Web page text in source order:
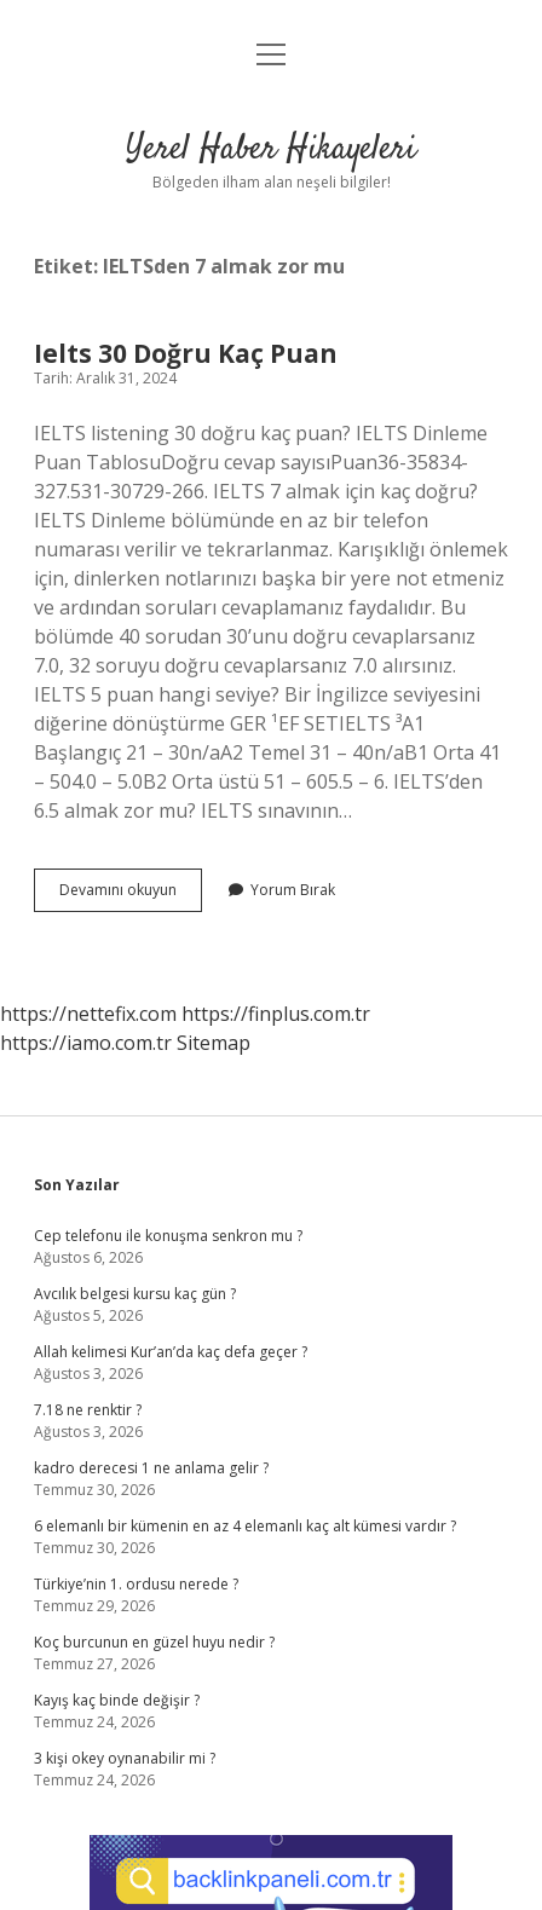
Anasayfa
Yasal Uyarı
menüyü
Yerel Haber Hikayeleri
Bölgeden ilham alan neşeli bilgiler!
Etiket: IELTSden 7 almak zor mu
Ielts 30 Doğru Kaç Puan
Tarih: Aralık 31, 2024
IELTS listening 30 doğru kaç puan? IELTS Dinleme
Puan TablosuDoğru cevap sayısıPuan36-35834-
327.531-30729-266. IELTS 7 almak için kaç doğru?
IELTS Dinleme bölümünde en az bir telefon
numarası verilir ve tekrarlanmaz. Karışıklığı önlemek
için, dinlerken notlarınızı başka bir yere not etmeniz
ve ardından soruları cevaplamanız faydalıdır. Bu
bölümde 40 sorudan 30’unu doğru cevaplarsanız
7.0, 32 soruyu doğru cevaplarsanız 7.0 alırsınız.
IELTS 5 puan hangi seviye? Bir İngilizce seviyesini
diğerine dönüştürme GER ¹EF SETIELTS ³A1
Başlangıç ​​21 – 30n/aA2 Temel 31 – 40n/aB1 Orta 41
– 504.0 – 5.0B2 Orta üstü 51 – 605.5 – 6. IELTS’den
6.5 almak zor mu? IELTS sınavının…
Devamını okuyun
30
Yorum Bırak
https://nettefix.com https://finplus.com.tr
https://iamo.com.trSitemap
Sidebar
Son Yazılar
Cep telefonu ile konuşma senkron mu ?
Ağustos 6, 2026
Avcılık belgesi kursu kaç gün ?
Ağustos 5, 2026
Allah kelimesi Kur’an’da kaç defa geçer ?
Ağustos 3, 2026
7.18 ne renktir ?
Ağustos 3, 2026
kadro derecesi 1 ne anlama gelir ?
Temmuz 30, 2026
6 elemanlı bir kümenin en az 4 elemanlı kaç alt kümesi vardır ?
Temmuz 30, 2026
Türkiye’nin 1. ordusu nerede ?
Temmuz 29, 2026
Koç burcunun en güzel huyu nedir ?
Temmuz 27, 2026
Kayış kaç binde değişir ?
Temmuz 24, 2026
3 kişi okey oynanabilir mi ?
Temmuz 24, 2026